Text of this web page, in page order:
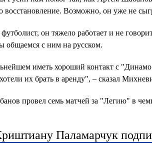
восстановление. Возможно, он уже не
он тяжело работает и не
общаемся с ним на русском.
иметь хороший контакт с
их брать в аренду", – сказал
провел семь матчей за "Легию" в
Паламарчук